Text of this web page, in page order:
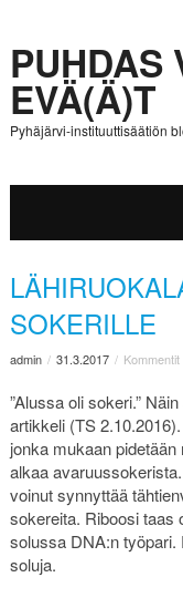
PUHDAS
EVÄ(Ä)T
Pyhäjärvi-instituuttisäätiön
SOKERILLE
admin/ 31.3.2017/
”Alussa oli sokeri.”
artikkeli (TS
jonka mukaan
alkaa
voinut synnyttää
sokereita. Riboosi taas
solussa DNA:n työpari.
soluja.